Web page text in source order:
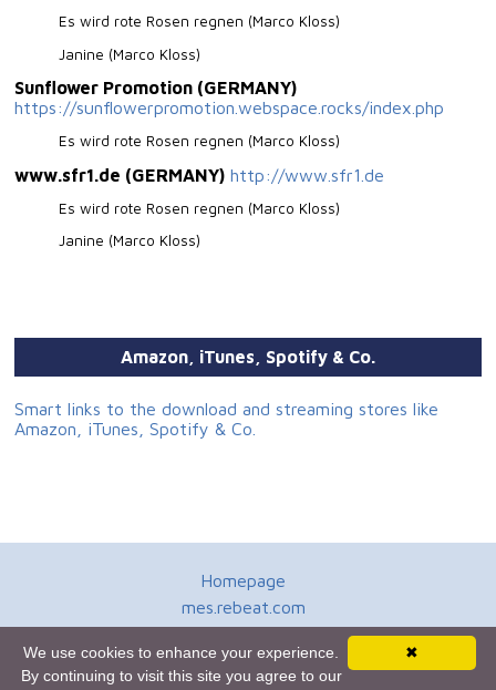
Es wird rote Rosen regnen (Marco Kloss)
Janine (Marco Kloss)
Sunflower Promotion (GERMANY)
https://sunflowerpromotion.webspace.rocks/index.php
Es wird rote Rosen regnen (Marco Kloss)
www.sfr1.de (GERMANY) http://www.sfr1.de
Es wird rote Rosen regnen (Marco Kloss)
Janine (Marco Kloss)
Amazon, iTunes, Spotify & Co.
Smart links to the download and streaming stores like
Amazon, iTunes, Spotify & Co.
Homepage
mes.rebeat.com
Media Promotion Service
Terms of Use
✖
We use cookies to enhance your experience.
By continuing to visit this site you agree to our